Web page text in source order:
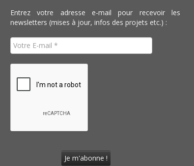
Entrez votre adresse e-mail pour recevoir les
newsletters (mises à jour, infos des projets etc.) :